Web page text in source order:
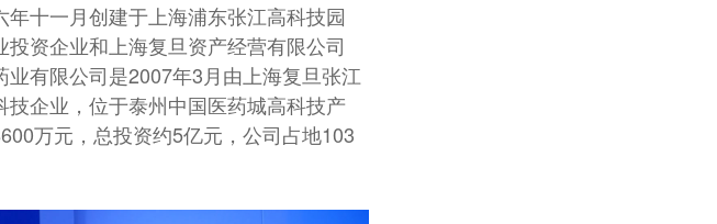
十一月创建于上海浦东张江高科技园
资企业和上海复旦资产经营有限公司
有限公司是2007年3月由上海复旦张江
企业，位于泰州中国医药城高科技产
万元，总投资约5亿元，公司占地103